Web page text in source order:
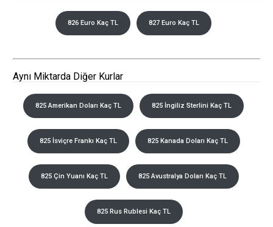
826 Euro Kaç TL 827 Euro Kaç TL
Aynı Miktarda Diğer Kurlar
825 Amerikan Doları Kaç TL 825 İngiliz Sterlini Kaç TL
825 İsviçre Frankı Kaç TL 825 Kanada Doları Kaç TL
825 Çin Yuanı Kaç TL 825 Avustralya Doları Kaç TL
825 Rus Rublesi Kaç TL